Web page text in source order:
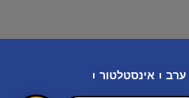
ערב
אינסטלטור